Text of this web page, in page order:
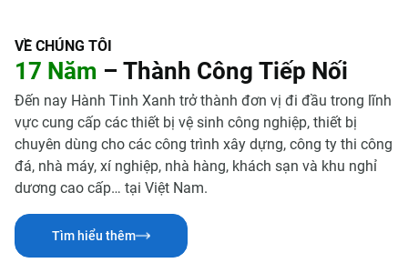
VỀ CHÚNG TÔI
17 Năm – Thàn h Công Tiếp Nối
Đến nay Hành Tinh Xanh trở thành đơn vị đi đầu trong lĩnh
vực cung cấp các thiết bị vệ sinh công nghiệp, thiết bị
chuyên dùng cho các công trình xây dựng, công ty thi công
đá, nhà máy, xí nghiệp, nhà hàng, khách sạn và khu nghỉ
dương cao cấp… tại Việt Nam.
Tìm hiểu thêm